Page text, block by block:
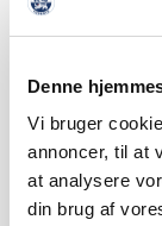
Denne
Vi bruger
annoncer, til at
at analysere
din brug af